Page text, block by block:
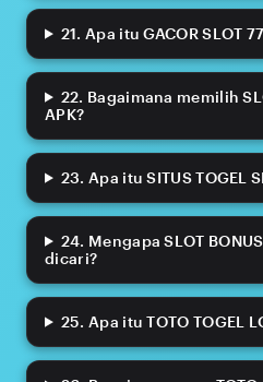
21. Apa itu GACOR SLOT
22. Bagaimana memilih
APK?
23. Apa itu SITUS TOGEL
24. Mengapa SLOT
dicari?
25. Apa itu TOTO TOGEL